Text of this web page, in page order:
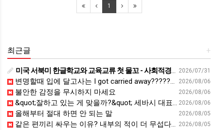
1
+
최근글
2026/07/31
미국 서북미 한글학교와 교육교류 첫 물꼬 - 사회적경제뉴스
2026/08/06
변명할때 입에 달고사는 I got carried away????????
2026/08/06
불안한 감정을 무시하지 마세요
2026/08/06
&quot;잘하고 있는 게 맞을까?&quot; 세바시 대표가 비교 지옥에서 탈출한 방법 [#세바시45 에디토리얼 ep.2]
2026/08/05
올해부터 절대 하면 안 되는 말
2026/08/05
같은 편끼리 싸우는 이유? 내부의 적이 더 무섭다? 인간이 갈등을 빚는 이유ㅣ최재천의 아마존